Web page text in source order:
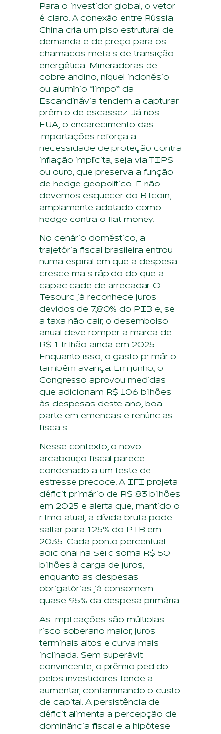
Para o investidor global, o vetor
é claro. A conexão entre Rússia-
China cria um piso estrutural de
demanda e de preço para os
chamados metais de transição
energética. Mineradoras de
cobre andino, níquel indonésio
ou alumínio “limpo” da
Escandinávia tendem a capturar
prêmio de escassez. Já nos
EUA, o encarecimento das
importações reforça a
necessidade de proteção contra
inflação implícita, seja via TIPS
ou ouro, que preserva a função
de hedge geopolítico. E não
devemos esquecer do Bitcoin,
amplamente adotado como
hedge contra o fiat money.
No cenário doméstico, a
trajetória fiscal brasileira entrou
numa espiral em que a despesa
cresce mais rápido do que a
capacidade de arrecadar. O
Tesouro já reconhece juros
devidos de 7,80% do PIB e, se
a taxa não cair, o desembolso
anual deve romper a marca de
R$ 1 trilhão ainda em 2025.
Enquanto isso, o gasto primário
também avança. Em junho, o
Congresso aprovou medidas
que adicionam R$ 106 bilhões
às despesas deste ano, boa
parte em emendas e renúncias
fiscais.
Nesse contexto, o novo
arcabouço fiscal parece
condenado a um teste de
estresse precoce. A IFI projeta
déficit primário de R$ 83 bilhões
em 2025 e alerta que, mantido o
ritmo atual, a dívida bruta pode
saltar para 125% do PIB em
2035. Cada ponto percentual
adicional na Selic soma R$ 50
bilhões à carga de juros,
enquanto as despesas
obrigatórias já consomem
quase 95% da despesa primária.
As implicações são múltiplas:
risco soberano maior, juros
terminais altos e curva mais
inclinada. Sem superávit
convincente, o prêmio pedido
pelos investidores tende a
aumentar, contaminando o custo
de capital. A persistência de
déficit alimenta a percepção de
dominância fiscal e a hipótese